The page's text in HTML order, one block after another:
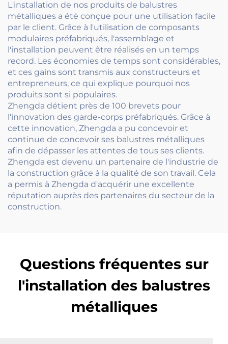
L'installation de nos produits de balustres
métalliques a été conçue pour une utilisation facile
par le client. Grâce à l'utilisation de composants
modulaires préfabriqués, l'assemblage et
l'installation peuvent être réalisés en un temps
record. Les économies de temps sont considérables,
et ces gains sont transmis aux constructeurs et
entrepreneurs, ce qui explique pourquoi nos
produits sont si populaires.
Zhengda détient près de 100 brevets pour
l'innovation des garde-corps préfabriqués. Grâce à
cette innovation, Zhengda a pu concevoir et
continue de concevoir ses balustres métalliques
afin de dépasser les attentes de tous ses clients.
Zhengda est devenu un partenaire de l'industrie de
la construction grâce à la qualité de son travail. Cela
a permis à Zhengda d'acquérir une excellente
réputation auprès des partenaires du secteur de la
construction.
Questions fréquentes sur
l'installation des balustres
métalliques